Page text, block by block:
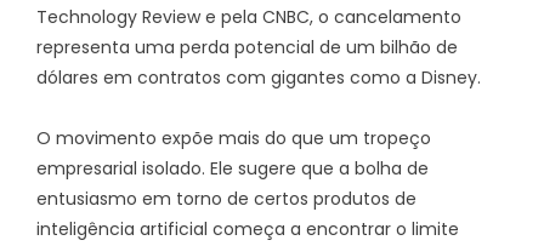
Technology Review e pela CNBC, o cancelamento
representa uma perda potencial de um bilhão de
dólares em contratos com gigantes como a Disney.
O movimento expõe mais do que um tropeço
empresarial isolado. Ele sugere que a bolha de
entusiasmo em torno de certos produtos de
inteligência artificial começa a encontrar o limite